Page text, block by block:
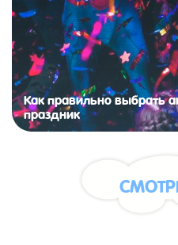
Как правильно выбрать
праздник